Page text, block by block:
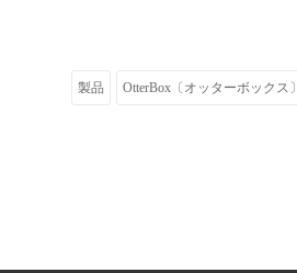
製品 OtterBox〔オッターボックス〕